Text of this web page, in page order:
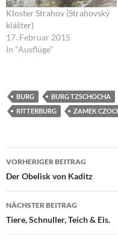
Kloster Strahov (Strahovský
klášter)
17. Februar 2015
In "Ausflüge"
BURG BURG TZSCHOCHA
RITTERBURG
ZAMEK
VORHERIGER BEITRAG
Der Obelisk von Kaditz
NÄCHSTER BEITRAG
Tiere, Schnuller, Teich & Eis.